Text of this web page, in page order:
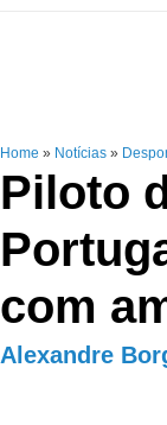
Home » Notícias »
Piloto
com
Alexandre